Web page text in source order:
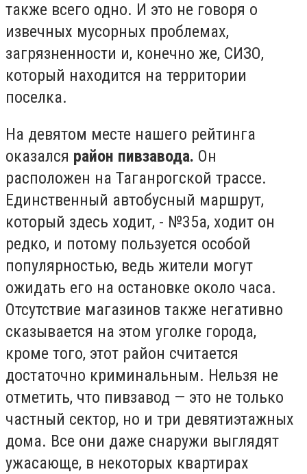
также всего одно. И это не говоря о
извечных мусорных проблемах,
загрязненности и, конечно же, СИЗО,
который находится на территории
поселка.
На девятом месте нашего рейтинга
оказался район пивзавода. Он
расположен на Таганрогской трассе.
Единственный автобусный маршрут,
который здесь ходит, - №35а, ходит он
редко, и потому пользуется особой
популярностью, ведь жители могут
ожидать его на остановке около часа.
Отсутствие магазинов также негативно
сказывается на этом уголке города,
кроме того, этот район считается
достаточно криминальным. Нельзя не
отметить, что пивзавод — это не только
частный сектор, но и три девятиэтажных
дома. Все они даже снаружи выглядят
ужасающе, в некоторых квартирах